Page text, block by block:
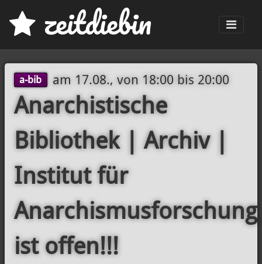
zeitdiebin
a-bib am 17.08., von 18:00 bis 20:00
Anarchistische
Bibliothek | Archiv |
Institut für
Anarchismusforschung
ist offen!!!